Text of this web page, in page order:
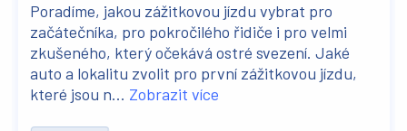
Poradíme, jakou zážitkovou jízdu vybrat pro
začátečníka, pro pokročilého řidiče i pro velmi
zkušeného, který očekává ostré svezení. Jaké
auto a lokalitu zvolit pro první zážitkovou jízdu,
které jsou n... Zobrazit více